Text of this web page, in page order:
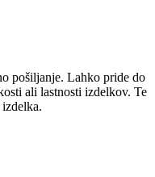
pošiljanje. Lahko pride do
ali lastnosti izdelkov. Te